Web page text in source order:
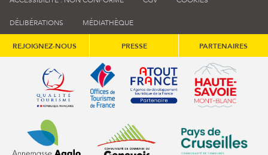
DÉLIBÉRATIONS MÉDIATHÈQUE
REJOIGNEZ-NOUS PRESSE PARTENAIRES
Qualité tourisme (s'ouvre dans une nouvelle fenêtre)
Office de tourisme de France (s'ouvre
Atout France (s'ouvre dans
Annemasse Agglo (s'ouvre dans une nouvelle fenêtre)
Communauté de communes du
Communauté de